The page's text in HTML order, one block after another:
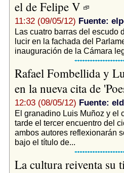
el de Felipe V
11:32 (09/05/12) Fuente:
Las cuatro barras del escudo
lucir en la fachada del
inauguración de la Cámara
Rafael Fombellida y
en la nueva cita de
12:03 (08/05/12) Fuente:
El granadino Luis Muñoz y el
tarde el tercer encuentro del
ambos autores reflexionarán
bajo el título de...
La cultura reiventa su